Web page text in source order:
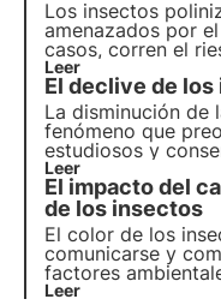
Los insectos
amenazados por
casos, corren el
son múltiples y
insectos o
Pero, ¿cuáles son
este artículo.
Leer
El declive de
La disminución de
fenómeno que
estudiosos y
menudo ignorados
de los
ritmo alarmante en
Leer
El impacto del
de los insectos
El color de los
comunicarse y
factores
Ecology &
Leer